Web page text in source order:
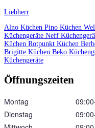
Liebherr
Alno Küchen Pino Küchen
Küchengeräte Neff
Küchen Rotpunkt Küchen
Brigitte Küchen Beko
Küchengeräte
Öffnungszeiten
Montag
Dienstag